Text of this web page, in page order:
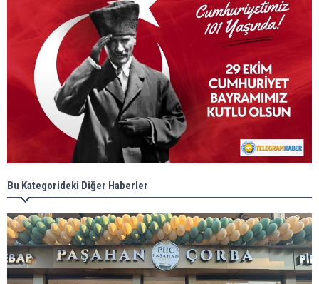
Bu Kategorideki Diğer Haberler